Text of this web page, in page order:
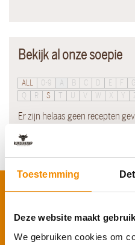
Toestemming
Deze website maakt
We gebruiken cookies om
Bekijk al onze soepie
ALL 0-9 A B C D E F G
Q
R S T U V X Y
Er zijn helaas geen recepten
Schrijf je in voor onze